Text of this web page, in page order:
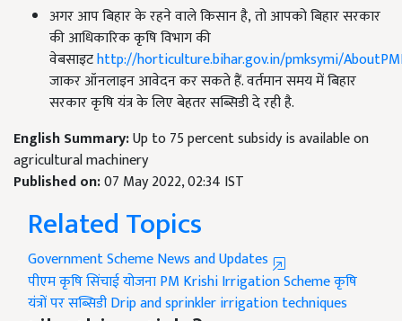
अगर आप बिहार के रहने वाले किसान है, तो आपको बिहार सरकार
की आधिकारिक कृषि विभाग की
वेबसाइटhttp://horticulture.bihar.gov.in/pmksymi/
जाकर ऑनलाइन आवेदन कर सकते हैं. वर्तमान समय में बिहार
सरकार कृषि यंत्र के लिए बेहतर सब्सिडी दे रही है.
English Summary:Up to 75 percent subsidy is available on
agricultural machinery
Published on:07 May 2022, 02:34 IST
Related Topics
Government Scheme News and Updates
पीएम कृषि सिंचाई योजनाPM Krishi Irrigation Schemeकृषि
यंत्रों पर सब्सिडीDrip and sprinkler irrigation techniques